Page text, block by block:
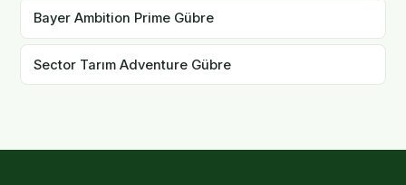
Bayer Ambition Prime Gübre
Sector Tarım Adventure Gübre